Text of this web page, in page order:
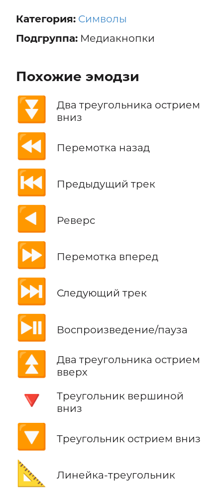
Категория: Символы
Подгруппа:Медиакнопки
Похожие эмодзи
⏬
Два треугольника острием
вниз
⏪ Перемотка назад
⏮️ Предыдущий трек
◀️ Реверс
⏩ Перемотка вперед
⏭️ Следующий трек
⏯️ Воспроизведение/пауза
⏫
Два треугольника острием
вверх
🔻
Треугольник вершиной
вниз
🔽 Треугольник острием вниз
📐 Линейка-треугольник